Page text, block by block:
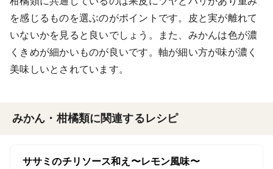
を感じるものを選ぶのがポイントです。皮と実が離れて
いないかを見ると良いでしょう。また、みかんは色が濃
くきめが細かいものが良いです。軸が細い方が味が濃く
美味しいとされています。
みかん・柑橘類に関連するレシピ
ササミのチリソース和え〜レモン風味〜